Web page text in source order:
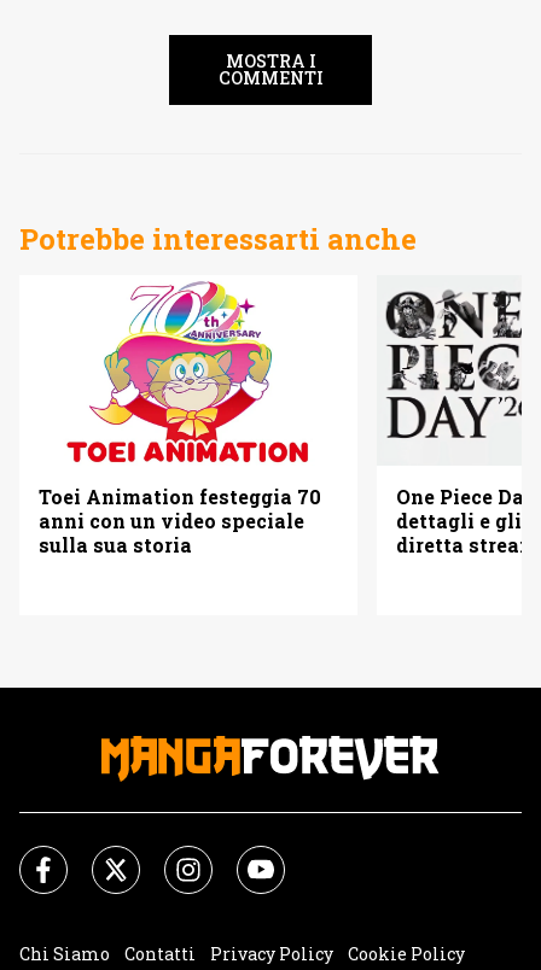
MOSTRA I
COMMENTI
Potrebbe interessarti anche
Toei Animation festeggia 70
anni con un video speciale
sulla sua storia
One Piece
dettagli e gli
diretta
Chi Siamo Contatti Privacy Policy Cookie Policy